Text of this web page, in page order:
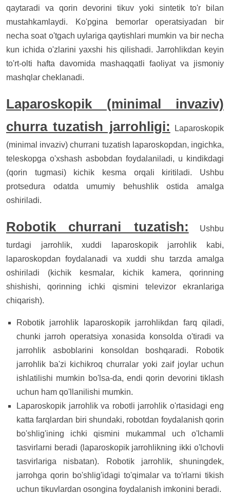
qaytaradi va qorin devorini tikuv yoki sintetik to'r bilan
mustahkamlaydi. Ko'pgina bemorlar operatsiyadan bir
necha soat o'tgach uylariga qaytishlari mumkin va bir necha
kun ichida o'zlarini yaxshi his qilishadi. Jarrohlikdan keyin
to'rt-olti hafta davomida mashaqqatli faoliyat va jismoniy
mashqlar cheklanadi.
Laparoskopik (minimal invaziv)
churra tuzatish jarrohligi: Laparoskopik
(minimal invaziv) churrani tuzatish laparoskopdan, ingichka,
teleskopga o'xshash asbobdan foydalaniladi, u kindikdagi
(qorin tugmasi) kichik kesma orqali kiritiladi. Ushbu
protsedura odatda umumiy behushlik ostida amalga
oshiriladi.
Robotik churrani tuzatish: Ushbu
turdagi jarrohlik, xuddi laparoskopik jarrohlik kabi,
laparoskopdan foydalanadi va xuddi shu tarzda amalga
oshiriladi (kichik kesmalar, kichik kamera, qorinning
shishishi, qorinning ichki qismini televizor ekranlariga
chiqarish).
Robotik jarrohlik laparoskopik jarrohlikdan farq qiladi,
chunki jarroh operatsiya xonasida konsolda o'tiradi va
jarrohlik asboblarini konsoldan boshqaradi. Robotik
jarrohlik ba'zi kichikroq churralar yoki zaif joylar uchun
ishlatilishi mumkin bo'lsa-da, endi qorin devorini tiklash
uchun ham qo'llanilishi mumkin.
Laparoskopik jarrohlik va robotli jarrohlik o'rtasidagi eng
katta farqlardan biri shundaki, robotdan foydalanish qorin
bo'shlig'ining ichki qismini mukammal uch o'lchamli
tasvirlarni beradi (laparoskopik jarrohlikning ikki o'lchovli
tasvirlariga nisbatan). Robotik jarrohlik, shuningdek,
jarrohga qorin bo'shlig'idagi to'qimalar va to'rlarni tikish
uchun tikuvlardan osongina foydalanish imkonini beradi.